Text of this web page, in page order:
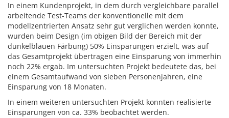
In einem Kundenprojekt, in dem durch vergleichbare parallel
arbeitende Test-Teams der konventionelle mit dem
modellzentrierten Ansatz sehr gut verglichen werden konnte,
wurden beim Design (im obigen Bild der Bereich mit der
dunkelblauen Färbung) 50% Einsparungen erzielt, was auf
das Gesamtprojekt übertragen eine Einsparung von immerhin
noch 22% ergab. Im untersuchten Projekt bedeutete das, bei
einem Gesamtaufwand von sieben Personenjahren, eine
Einsparung von 18 Monaten.
In einem weiteren untersuchten Projekt konnten realisierte
Einsparungen von ca. 33% beobachtet werden.